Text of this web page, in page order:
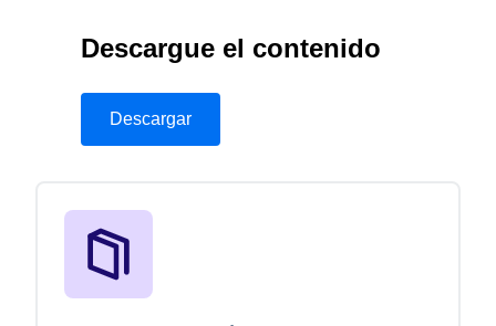
Descargue el contenido
Descargar